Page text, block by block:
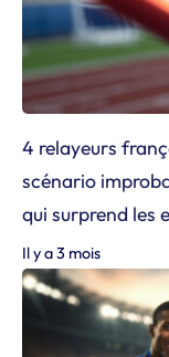
4 relayeurs
scénario
qui surprend les
Il y a 3 mois